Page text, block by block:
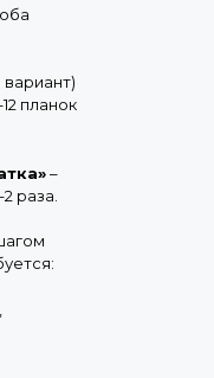
вариант)
планок
–
раза.